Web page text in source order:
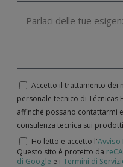
Accetto il trattamento dei
personale tecnico di Técnicas
affinché possano contattarmi
consulenza tecnica sui
Ho letto e accetto l'Avviso
Questo sito è protetto da
di Google e i Termini di